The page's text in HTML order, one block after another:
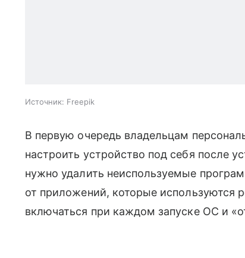
Источник: Freepik
В первую очередь владельцам
настроить устройство под себя после
нужно удалить неиспользуемые
от приложений, которые используются
включаться при каждом запуске ОС и